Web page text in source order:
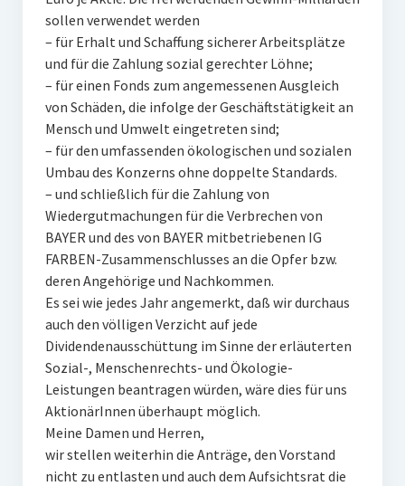
sollen verwendet werden
– für Erhalt und Schaffung sicherer Arbeitsplätze
und für die Zahlung sozial gerechter Löhne;
– für einen Fonds zum angemessenen Ausgleich
von Schäden, die infolge der Geschäftstätigkeit an
Mensch und Umwelt eingetreten sind;
– für den umfassenden ökologischen und sozialen
Umbau des Konzerns ohne doppelte Standards.
– und schließlich für die Zahlung von
Wiedergutmachungen für die Verbrechen von
BAYER und des von BAYER mitbetriebenen IG
FARBEN-Zusammenschlusses an die Opfer bzw.
deren Angehörige und Nachkommen.
Es sei wie jedes Jahr angemerkt, daß wir durchaus
auch den völligen Verzicht auf jede
Dividendenausschüttung im Sinne der erläuterten
Sozial-, Menschenrechts- und Ökologie-
Leistungen beantragen würden, wäre dies für uns
AktionärInnen überhaupt möglich.
Meine Damen und Herren,
wir stellen weiterhin die Anträge, den Vorstand
nicht zu entlasten und auch dem Aufsichtsrat die